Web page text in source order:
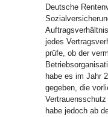
Deutsche
jedes
prüfe, ob der
habe es im Jahr
gegeben, die
habe jedoch ab